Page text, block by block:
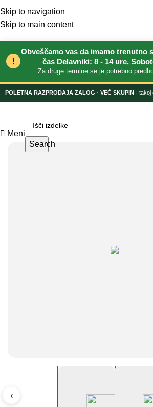
!
Obveščamo vas da imamo trenutno
čas Delavniki: 8 - 14 ure,
Za druge termine se je potrebno
POLETNA RAZPRODAJA ZALOG · takoj
Skip to navigation
Skip to main content
Meni
Search
‹